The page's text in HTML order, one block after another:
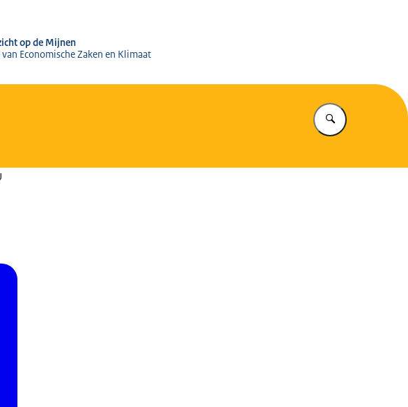
op de Mijnen
Economische Zaken en Klimaat
Vul in wat u